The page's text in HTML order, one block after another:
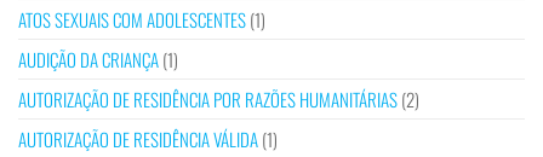
ATOS SEXUAIS COM ADOLESCENTES(1)
AUDIÇÃO DA CRIANÇA(1)
AUTORIZAÇÃO DE RESIDÊNCIA POR RAZÕES HUMANITÁRIAS(2)
AUTORIZAÇÃO DE RESIDÊNCIA VÁLIDA(1)